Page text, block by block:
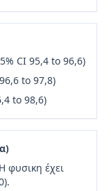
CI 95,4 to 96,6)
to 97,8)
to 98,6)
φυσικη έχει